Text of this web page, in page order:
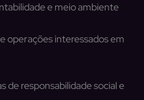
e meio ambiente
operações interessados em
de responsabilidade social e